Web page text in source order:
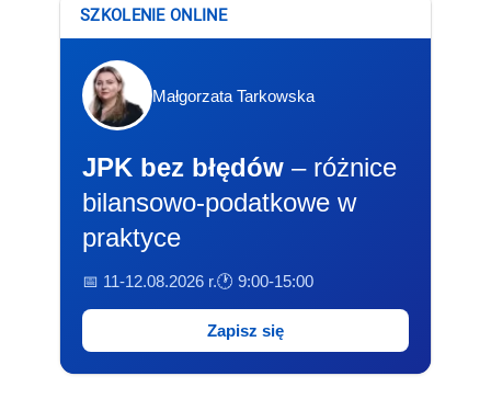
SZKOLENIE ONLINE
Małgorzata Tarkowska
JPK bez błędów – różnice
bilansowo-podatkowe w
praktyce
📅 11-12.08.2026 r.🕐 9:00-15:00
Zapisz się